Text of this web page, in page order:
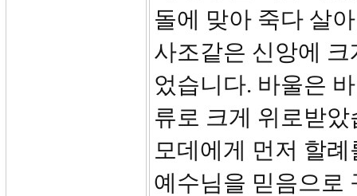
돌에 맞아 죽다 살
사조같은 신앙에
었습니다. 바울은
류로 크게 위로받
모데에게 먼저 할
예수님을 믿음으로